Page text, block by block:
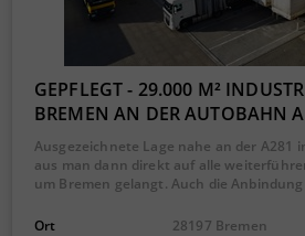
GEPFLEGT - 29.000 M²
BREMEN AN DER AUTOBAHN
Ausgezeichnete Lage nahe an der A281
aus man dann direkt auf alle
um Bremen gelangt. Auch die
Ort 28197 Bremen